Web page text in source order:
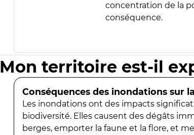
concentration de la
conséquence.
Mon territoire est-il
Conséquences des inondations sur
Les inondations ont des impacts
biodiversité. Elles causent des dégâts
berges, emporter la faune et la flore, et